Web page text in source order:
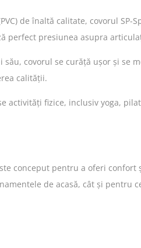
de înaltă calitate, covorul
perfect presiunea asupra
covorul se curăță ușor și se
calității.
activități fizice, inclusiv yoga,
conceput pentru a oferi
de acasă, cât și pentru